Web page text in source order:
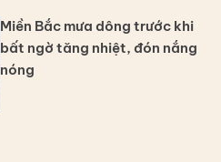
Miền Bắc mưa dông trước khi
bất ngờ tăng nhiệt, đón nắng
nóng